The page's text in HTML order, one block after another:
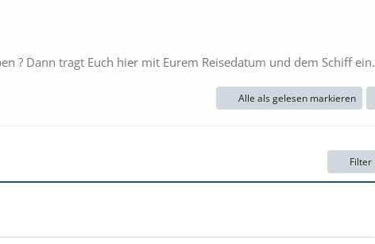
? Dann tragt Euch hier mit Eurem Reisedatum und dem Schiff ein.
Alle als gelesen markieren
Filter